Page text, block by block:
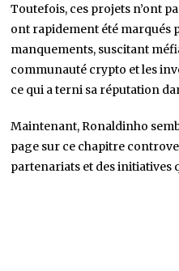
Toutefois, ces projets n’ont
ont rapidement été marqués
manquements, suscitant
communauté crypto et les
ce qui a terni sa réputation
Maintenant, Ronaldinho
page sur ce chapitre
partenariats et des initiatives